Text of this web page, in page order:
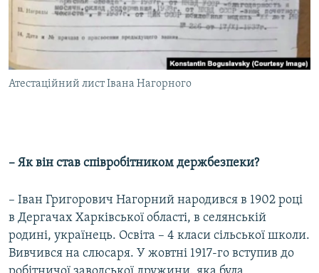
Атестаційний лист Івана Нагорного
– Як він став співробітником держбезпеки?
– Іван Григорович Нагорний народився в 1902 році
в Дергачах Харківської області, в селянській
родині, українець. Освіта – 4 класи сільської школи.
Вивчився на слюсаря. У жовтні 1917-го вступив до